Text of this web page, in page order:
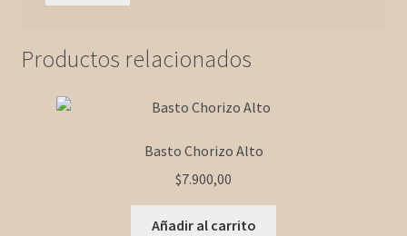
Productos relacionados
Basto Chorizo Alto
$7.900,00
Añadir al carrito